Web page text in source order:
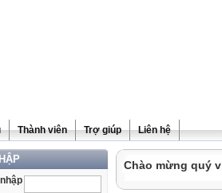
Thành viên Trợ giúp Liên hệ
Chào mừng quý